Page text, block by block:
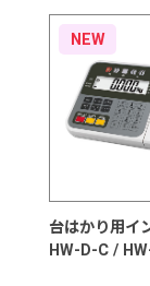
NEW
台はかり用イ
HW-D-C /